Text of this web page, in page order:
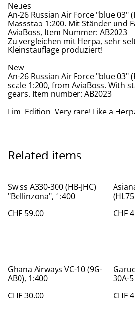
Neues
An-26 Russian Air Force "blue 03"
Massstab 1:200. Mit Ständer und
AviaBoss, Item Nummer: AB2023
Zu vergleichen mit Herpa, sehr
Kleinstauflage produziert!
New
An-26 Russian Air Force "blue 03"
scale 1:200, from AviaBoss. With
gears. Item number: AB2023
Lim. Edition. Very rare! Like a
Related items
Swiss A330-300 (HB-JHC)
"Bellinzona", 1:400
CHF 59.00
CHF
Ghana Airways VC-10 (9G-
AB0), 1:400
CHF 30.00
30A-5
CHF